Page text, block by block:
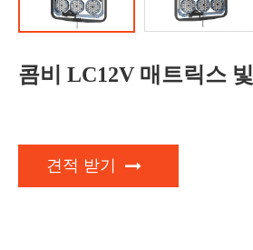
콤비 LC12V 매트릭스 빛
견적 받기